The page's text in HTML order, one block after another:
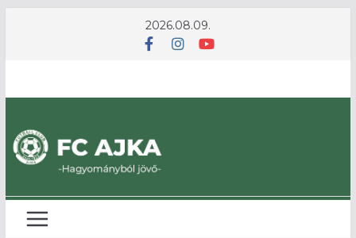
2026.08.09.